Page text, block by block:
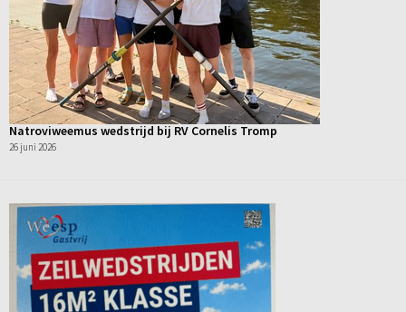
Natroviweemus wedstrijd bij RV Cornelis Tromp
26 juni 2026